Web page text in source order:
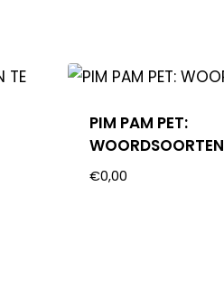
PIM PAM PET:
WOORDSOORTEN
€0,00